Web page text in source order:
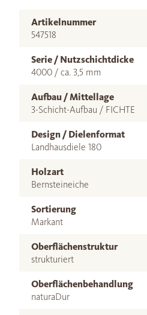
Artikelnummer
547518
Serie / Nutzschichtdicke
4000 / ca. 3,5 mm
Aufbau / Mittellage
3-Schicht-Aufbau / FICHTE
Design / Dielenformat
Landhausdiele 180
Holzart
Bernsteineiche
Sortierung
Markant
Oberflächenstruktur
strukturiert
Oberflächenbehandlung
naturaDur